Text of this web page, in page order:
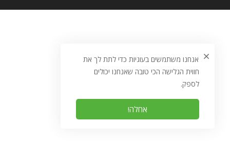
אנחנו משתמשים בעוגיות כדי לתת לך את
חווית הגלישה הכי טובה שאנחנו יכולים
לספק.
אחלה!